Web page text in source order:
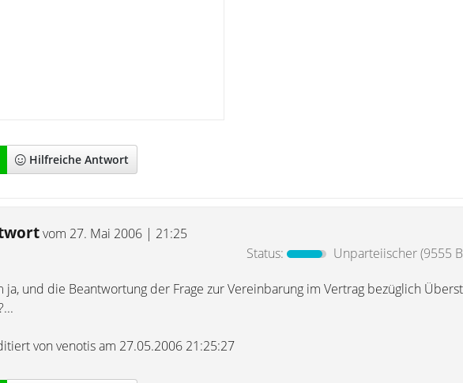
Hilfreiche Antwort
vom 27. Mai 2006 | 21:25
Status:
Unparteiischer(9555
ja, und die Beantwortung der Frage zur Vereinbarung im Vertrag bezüglich
von venotis am 27.05.2006 21:25:27